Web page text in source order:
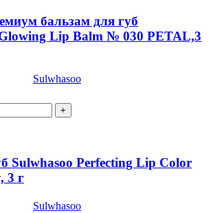
бальзам для губ
Lip Balm № 030 PETAL,3
Sulwhasoo
Sulwhasoo Perfecting Lip Color
3 г
Sulwhasoo